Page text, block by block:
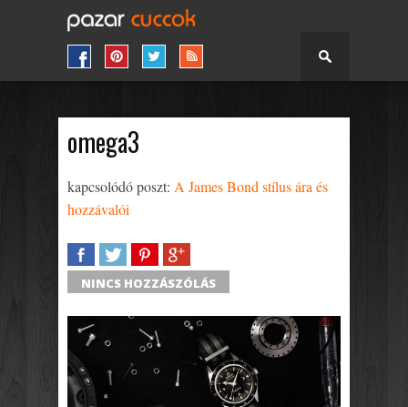
omega3
kapcsolódó poszt: A James Bond stílus ára és
hozzávalói
SHARETWEETSHARESHARE
NINCS HOZZÁSZÓLÁS